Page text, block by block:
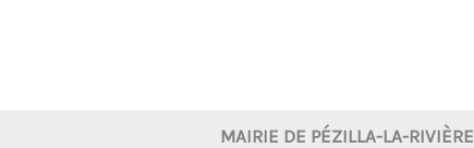
MAIRIE DE PÉZILLA-LA-RIVIÈRE